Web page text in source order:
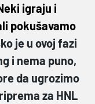
igraju i
pokušavamo
je u ovoj fazi
i nema puno,
da ugrozimo
za HNL